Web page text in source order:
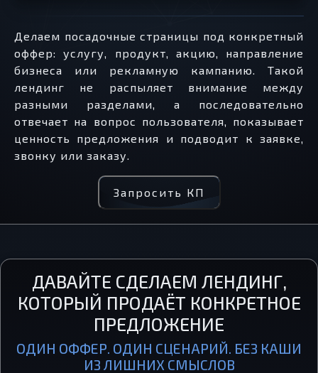
Делаем посадочные страницы под конкретный
оффер: услугу, продукт, акцию, направление
бизнеса или рекламную кампанию. Такой
лендинг не распыляет внимание между
разными разделами, а последовательно
отвечает на вопрос пользователя, показывает
ценность предложения и подводит к заявке,
звонку или заказу.
Запросить КП
ДАВАЙТЕ СДЕЛАЕМ ЛЕНДИНГ,
КОТОРЫЙ ПРОДАЁТ КОНКРЕТНОЕ
ПРЕДЛОЖЕНИЕ
ОДИН ОФФЕР. ОДИН СЦЕНАРИЙ. БЕЗ КАШИ
ИЗ ЛИШНИХ СМЫСЛОВ